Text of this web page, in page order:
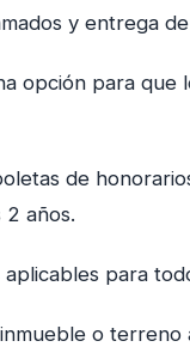
y entrega
opción para
de
2 años.
para
o terreno